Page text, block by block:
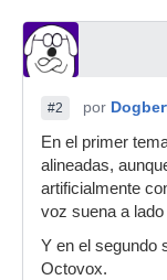
#2 por
En el primer
alineadas,
artificialmente
voz suena a
Y en el segundo
Octovox.